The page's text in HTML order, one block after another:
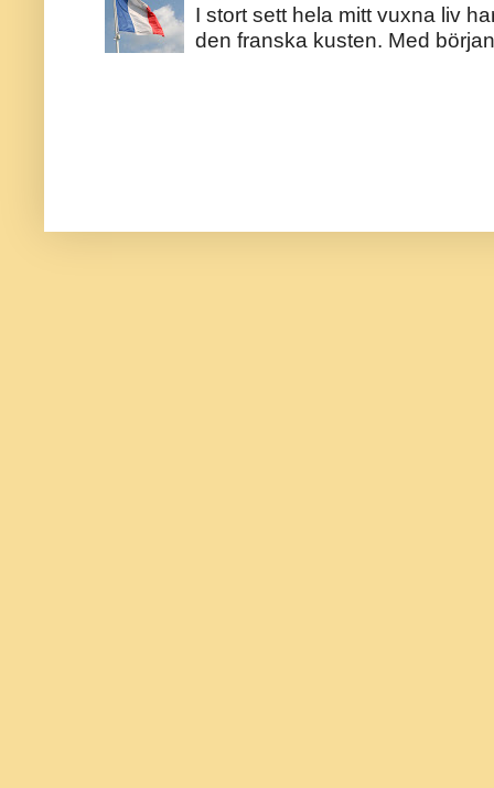
I stort sett hela mitt vuxna liv
den franska kusten. Med